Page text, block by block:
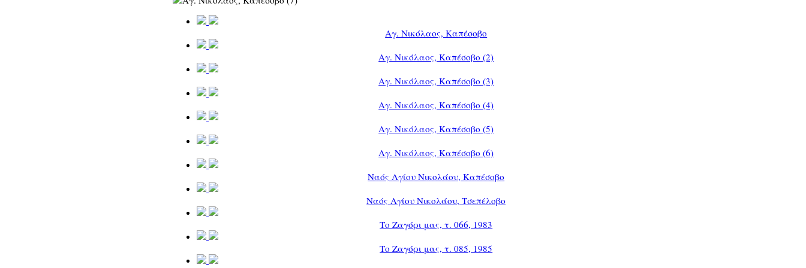
Αγ. Νικόλαος, Καπέσοβο
Αγ. Νικόλαος, Καπέσοβο (2)
Αγ. Νικόλαος, Καπέσοβο (3)
Αγ. Νικόλαος, Καπέσοβο (4)
Αγ. Νικόλαος, Καπέσοβο (5)
Αγ. Νικόλαος, Καπέσοβο (6)
Ναός Αγίου Νικολάου, Καπέσοβο
Ναός Αγίου Νικολάου, Τσεπέλοβο
Το Ζαγόρι μας, τ. 066, 1983
Το Ζαγόρι μας, τ. 085, 1985